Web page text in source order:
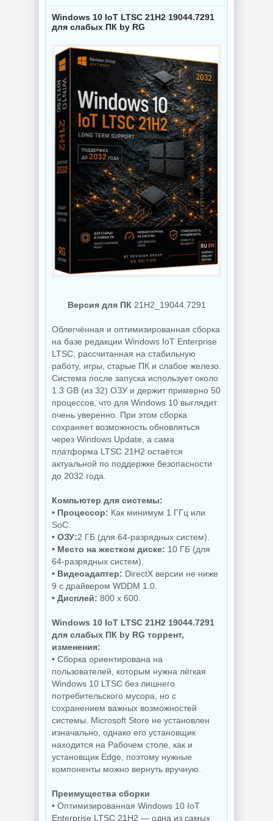
Видеоконвертер
Wondershare
UniConverter
17.4.5.648 RePack
by 7997
Интернет
мессенджер
Telegram Desktop
7.0.7 + Portable
Схемы курсоров
для
компьютерной
мышки (Cursors
concept scheme)
NEW
Создание
коллажей Shotcut
26.8.1 + Portable
NEW
PDF редактор
UPDF 2.5.7.0
Украшение фото
ON1 Effects
2026.5
20.5.0.19010
Suite 5.9.2.1
NEW
Resize AI 2026.5
20.5.0.19010
NEW
Редактор фото
20.5.0.19010 +
Creative Pack
NEW
Security Premium
12.4.0.8170 Final
NEW
копирование
Hasleo Backup
Suite 5.9.2.1 by
Dodakaedr
NEW
Редактор
5.3.3 by 7997
NEW NEW
Windows 10 IoT LTSC 21H2 19044.7291
для слабых ПК by RG
Версия для ПК 21H2_19044.7291
Облегчённая и оптимизированная сборка
на базе редакции Windows IoT Enterprise
LTSC, рассчитанная на стабильную
работу, игры, старые ПК и слабое железо.
Система после запуска использует около
1.3 GB (из 32) ОЗУ и держит примерно 50
процессов, что для Windows 10 выглядит
очень уверенно. При этом сборка
сохраняет возможность обновляться
через Windows Update, а сама
платформа LTSC 21H2 остаётся
актуальной по поддержке безопасности
до 2032 года.
Компьютер для системы:
• Процессор: Как минимум 1 ГГц или
SoC.
• ОЗУ:2 ГБ (для 64-разрядных систем).
• Место на жестком диске: 10 ГБ (для
64-разрядных систем).
• Видеоадаптер: DirectX версии не ниже
9 с драйвером WDDM 1.0.
• Дисплей: 800 x 600.
Windows 10 IoT LTSC 21H2 19044.7291
для слабых ПК by RG торрент,
изменения:
• Сборка ориентирована на
пользователей, которым нужна лёгкая
Windows 10 LTSC без лишнего
потребительского мусора, но с
сохранением важных возможностей
системы. Microsoft Store не установлен
изначально, однако его установщик
находится на Рабочем столе, как и
установщик Edge, поэтому нужные
компоненты можно вернуть вручную.
Преимущества сборки
• Оптимизированная Windows 10 IoT
Enterprise LTSC 21H2 — одна из самых